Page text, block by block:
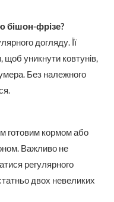
бішон-фрізе?
догляду. Її
щоб уникнути ковтунів,
Без належного
готовим кормом або
Важливо не
регулярного
двох невеликих